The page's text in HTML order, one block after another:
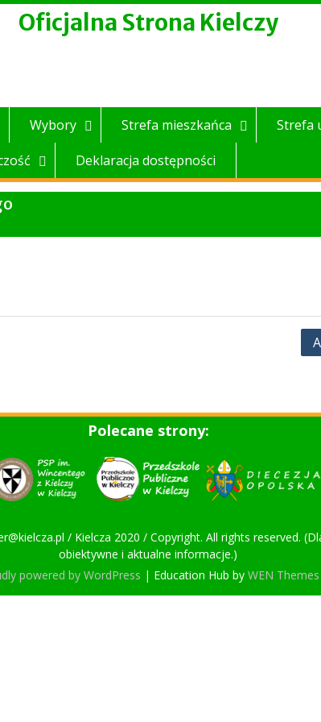
Oficjalna Strona Kielczy
Wybory Strefa mieszkańca Strefa
Deklaracja dostępności
Polecane strony:
/ Kielcza 2020 / Copyright. All rights reserved.
obiektywne i aktualne informacje.)
powered by WordPress | Education Hub by WEN Themes